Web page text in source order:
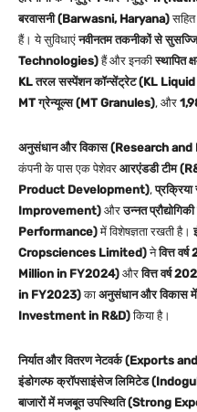
बरवासनी (Barwasni, Haryana)सहित
हैं। ये सुविधाएंनवीनतम तकनीकों से
Technologies)हैं और इनकीस्थापित
KL तरल सस्पेंशन कॉन्सेंट्रेट (KL
MT ग्रेन्यूल्स (MT Granules), और
अनुसंधान और विकास (Research
कंपनी के पास एक पेशेवर आरएंडडी टीम
Product Development),
Improvement) औरउन्नत
Performance)में विशेषज्ञता रखती है।
Cropsciences Limited)नेवित्त
Million in FY2024) औरवित्त वर्ष
in FY2023)का अनुसंधान और विकास
Investment in R&D)किया है।
निर्यात और वितरण नेटवर्क (Exports
इंडोगल्फ क्रॉपसाइंसेज लिमिटेड
बाजारों में मजबूत उपस्थिति (Strong